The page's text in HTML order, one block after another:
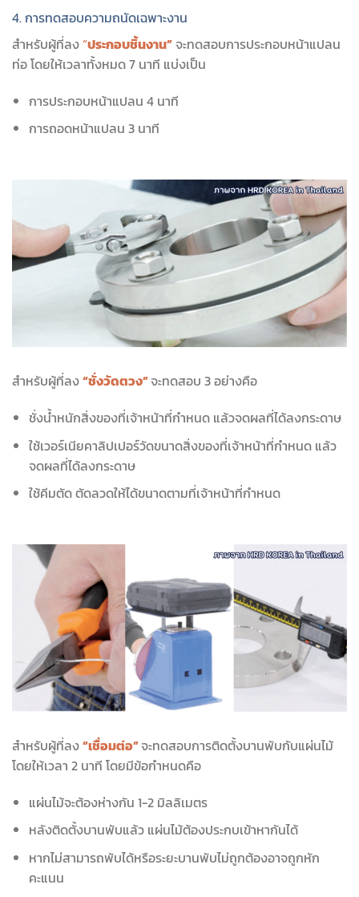
4. การทดสอบความถนัดเฉพาะงาน
สำหรับผู้ที่ลง“ประกอบชิ้นงาน”จะทดสอบการประกอบหน้าแปลน
ท่อ โดยให้เวลาทั้งหมด 7 นาที แบ่งเป็น
การประกอบหน้าแปลน 4 นาที
การถอดหน้าแปลน 3 นาที
สำหรับผู้ที่ลง“ชั่งวัดตวง”จะทดสอบ 3 อย่างคือ
ชั่งน้ำหนักสิ่งของที่เจ้าหน้าที่กำหนด แล้วจดผลที่ได้ลงกระดาษ
ใช้เวอร์เนียคาลิปเปอร์วัดขนาดสิ่งของที่เจ้าหน้าที่กำหนด แล้ว
จดผลที่ได้ลงกระดาษ
ใช้คีมตัด ตัดลวดให้ได้ขนาดตามที่เจ้าหน้าที่กำหนด
สำหรับผู้ที่ลง“เชื่อมต่อ”จะทดสอบการติดตั้งบานพับกับแผ่นไม้
โดยให้เวลา 2 นาที โดยมีข้อกำหนดคือ
แผ่นไม้จะต้องห่างกัน 1-2 มิลลิเมตร
หลังติดตั้งบานพับแล้ว แผ่นไม้ต้องประกบเข้าหากันได้
หากไม่สามารถพับได้หรือระยะบานพับไม่ถูกต้องอาจถูกหัก
คะแนน